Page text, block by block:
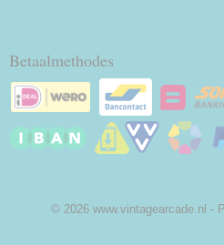
Betaalmethodes
© 2026 www.vintagearcade.nl -